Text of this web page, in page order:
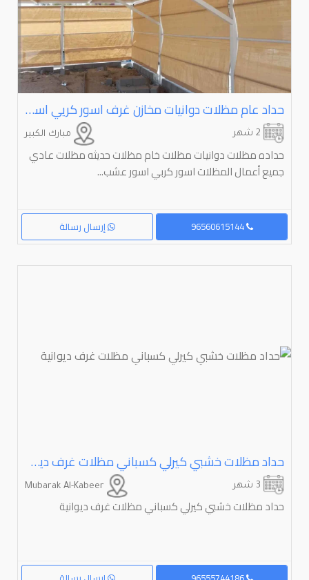
حداد عام مظلات دوانيات مخازن غرف اسور كريي اسور خشب تركي جميع أعمال الحداده
مبارك الكبير
حداده مظلات دوانيات مظلات خام مظلات حديثه مظلات عادي
جميع أعمال المظلات اسور كربي اسور عشب...
إرسال رسالة 96560615144
حداد مظلات خشبي كيرلي كسباني مظلات غرف ديوانية
حداد مظلات خشبي كيرلي كسباني مظلات غرف ديوانية